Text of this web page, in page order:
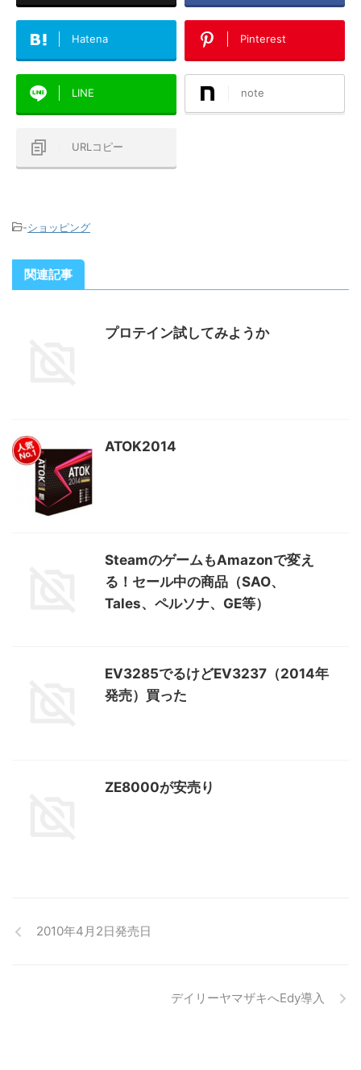
Hatena Pinterest
LINE note
URLコピー
-ショッピング
関連記事
プロテイン試してみようか
ATOK2014
SteamのゲームもAmazonで変え
る！セール中の商品（SAO、
Tales、ペルソナ、GE等）
EV3285でるけどEV3237（2014年
発売）買った
ZE8000が安売り
2010年4月2日発売日
デイリーヤマザキへEdy導入